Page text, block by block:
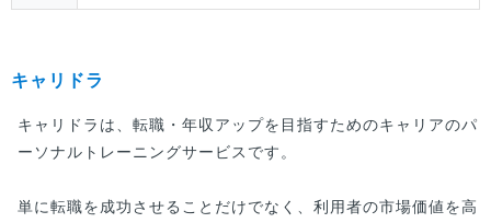
キャリドラ
キャリドラは、転職・年収アップを目指すためのキャリアのパ
ーソナルトレーニングサービスです。
単に転職を成功させることだけでなく、利用者の市場価値を高